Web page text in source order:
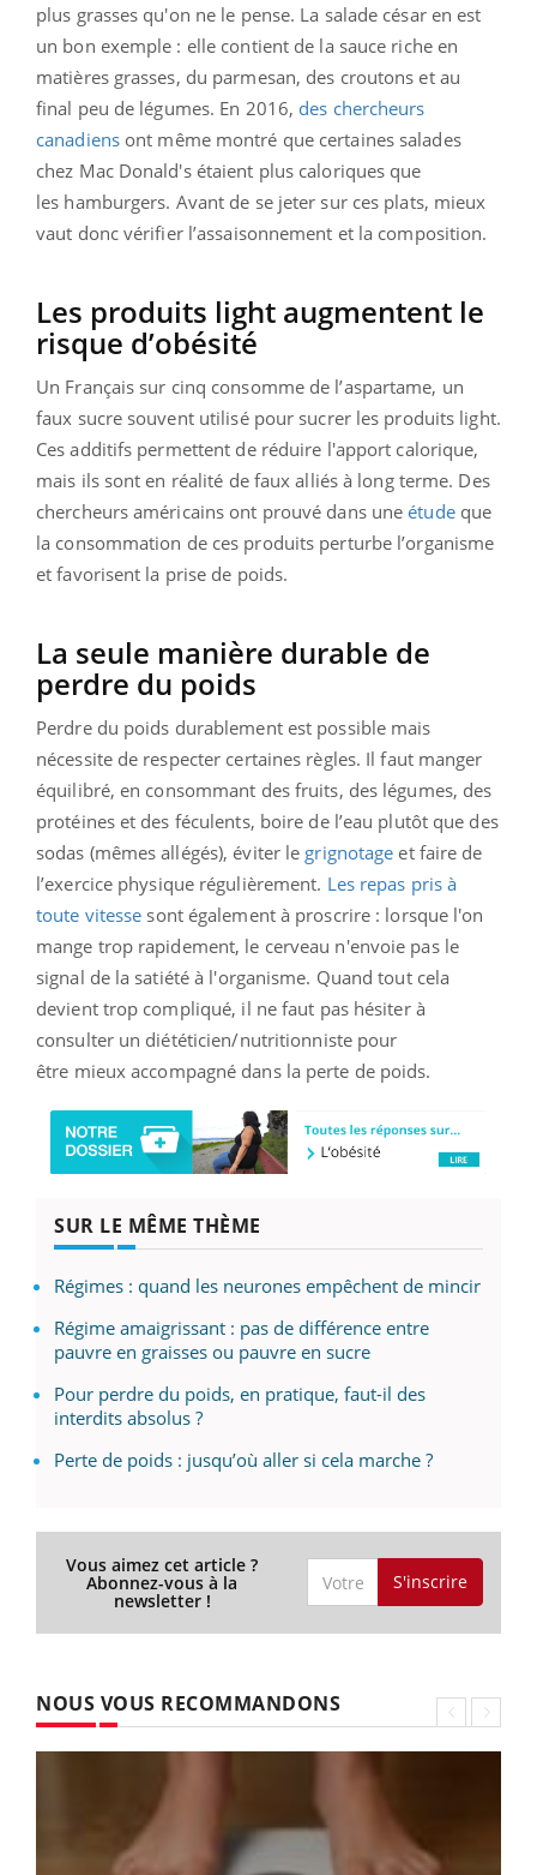
plus grasses qu'on ne le pense. La salade césar en est
un bon exemple : elle contient de la sauce riche en
matières grasses, du parmesan, des croutons et au
final peu de légumes. En 2016, des chercheurs
canadiensont même montré que certaines salades
chez Mac Donald's étaient plus caloriques que
les hamburgers. Avant de se jeter sur ces plats, mieux
vaut donc vérifier l’assaisonnement et la composition.
Les produits light augmentent le
risque d’obésité
Un Français sur cinq consomme de l’aspartame, un
faux sucre souvent utilisé pour sucrer les produits light.
Ces additifs permettent de réduire l'apport calorique,
mais ils sont en réalité de faux alliés à long terme. Des
chercheurs américains ont prouvé dans uneétudeque
la consommation de ces produits perturbe l’organisme
et favorisent la prise de poids.
La seule manière durable de
perdre du poids
Perdre du poids durablement est possible mais
nécessite de respecter certaines règles. Il faut manger
équilibré, en consommant des fruits, des légumes, des
protéines et des féculents, boire de l’eau plutôt que des
sodas (mêmes allégés), éviter le grignotage et faire de
l’exercice physique régulièrement. Les repas pris à
toute vitesse sont également à proscrire : lorsque l'on
mange trop rapidement, le cerveau n'envoie pas le
signal de la satiété à l'organisme. Quand tout cela
devient trop compliqué, il ne faut pas hésiter à
consulter un diététicien/nutritionniste pour
être mieux accompagné dans la perte de poids.
SUR LE MÊME THÈME
Régimes : quand les neurones empêchent de mincir
Régime amaigrissant : pas de différence entre
pauvre en graisses ou pauvre en sucre
Pour perdre du poids, en pratique, faut-il des
interdits absolus ?
Perte de poids : jusqu’où aller si cela marche ?
Vous aimez cet article ?
Abonnez-vous à la
newsletter !
S'inscrire
NOUS VOUS RECOMMANDONS